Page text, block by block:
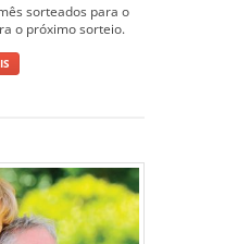
sorteados para o
o próximo sorteio.